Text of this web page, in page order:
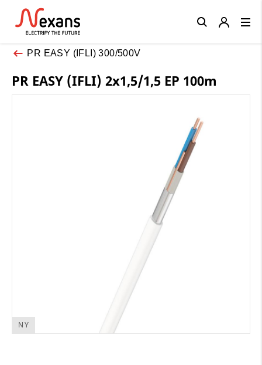
PR EASY (IFLI) 300/500V
PR EASY (IFLI) 2x1,5/1,5 EP 100m
NY
Close